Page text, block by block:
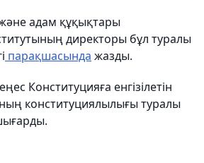
адам құқықтары
директоры бұл туралы
парақшасында жазды.
Конституцияға енгізілетін
конституциялылығы туралы